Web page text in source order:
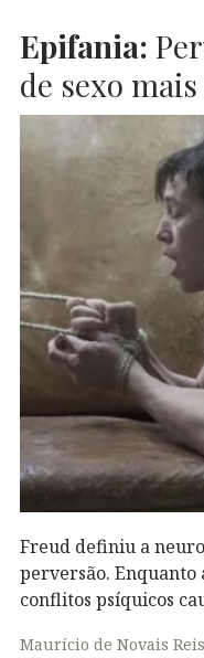
Epifania:
de sexo
Freud definiu a
perversão. Enquanto
conflitos psíquicos
Maurício de Novais Reis